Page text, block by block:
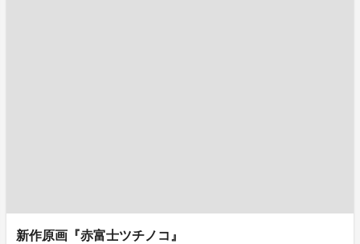
新作原画『赤富士ツチノコ』